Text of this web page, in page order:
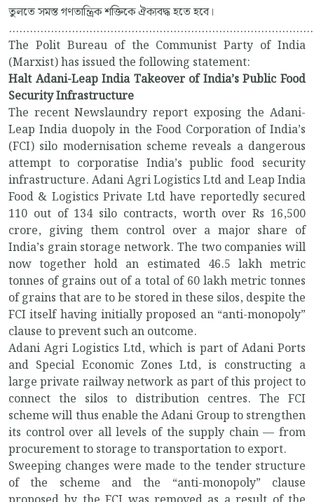
তুলতে সমস্ত গণতান্ত্রিক শক্তিকে ঐক্যবদ্ধ হতে হবে।
The Polit Bureau of the Communist Party of India
(Marxist) has issued the following statement:
Halt Adani-Leap India Takeover of India’s Public Food
Security Infrastructure
The recent Newslaundry report exposing the Adani-
Leap India duopoly in the Food Corporation of India’s
(FCI) silo modernisation scheme reveals a dangerous
attempt to corporatise India’s public food security
infrastructure. Adani Agri Logistics Ltd and Leap India
Food & Logistics Private Ltd have reportedly secured
110 out of 134 silo contracts, worth over Rs 16,500
crore, giving them control over a major share of
India’s grain storage network. The two companies will
now together hold an estimated 46.5 lakh metric
tonnes of grains out of a total of 60 lakh metric tonnes
of grains that are to be stored in these silos, despite the
FCI itself having initially proposed an “anti-monopoly”
clause to prevent such an outcome.
Adani Agri Logistics Ltd, which is part of Adani Ports
and Special Economic Zones Ltd, is constructing a
large private railway network as part of this project to
connect the silos to distribution centres. The FCI
scheme will thus enable the Adani Group to strengthen
its control over all levels of the supply chain — from
procurement to storage to transportation to export.
Sweeping changes were made to the tender structure
of the scheme and the “anti-monopoly” clause